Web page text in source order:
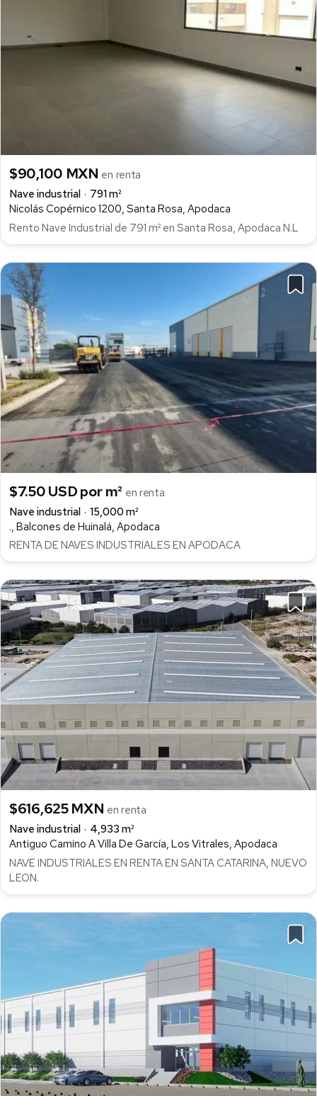
$90,100 MXN en renta
Nave industrial
791 m²
Nicolás Copérnico 1200, Santa Rosa, Apodaca
Rento Nave Industrial de 791 m² en Santa Rosa, Apodaca N.L
$7.50 USD por m² en renta
Nave industrial
15,000 m²
., Balcones de Huinalá, Apodaca
RENTA DE NAVES INDUSTRIALES EN APODACA
$616,625 MXN en renta
Nave industrial
4,933 m²
Antiguo Camino A Villa De García, Los Vitrales, Apodaca
NAVE INDUSTRIALES EN RENTA EN SANTA CATARINA, NUEVO
LEON.